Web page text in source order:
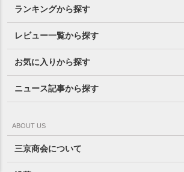
ランキングから探す
レビュー一覧から探す
お気に入りから探す
ニュース記事から探す
ABOUT US
三京商会について